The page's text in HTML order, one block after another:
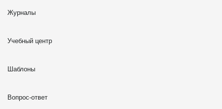
Журналы
Учебный центр
Шаблоны
Вопрос-ответ